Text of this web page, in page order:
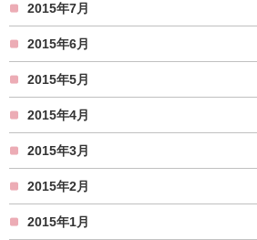
2015年7月
2015年6月
2015年5月
2015年4月
2015年3月
2015年2月
2015年1月